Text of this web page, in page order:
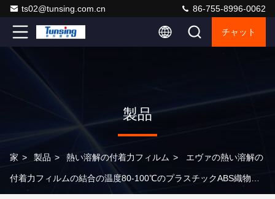
ts02@tunsing.com.cn 86-755-8996-0062
チャット
製品
家 > 製品 > 熱い溶解の付着力フィルム > エヴァの熱い溶解の
付着力フィルムの結合の温度80-100℃のプラスチックABS織物は